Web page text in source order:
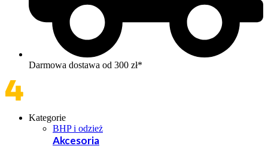
Darmowa dostawa od 300 zł*
Kategorie
BHP i odzież
Akcesoria